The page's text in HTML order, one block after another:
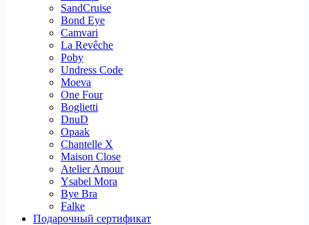
SandCruise
Bond Eye
Camvari
La Revêche
Poby
Undress Code
Moeva
One Four
Boglietti
DnuD
Opaak
Chantelle X
Maison Close
Atelier Amour
Ysabel Mora
Bye Bra
Falke
Подарочный сертификат